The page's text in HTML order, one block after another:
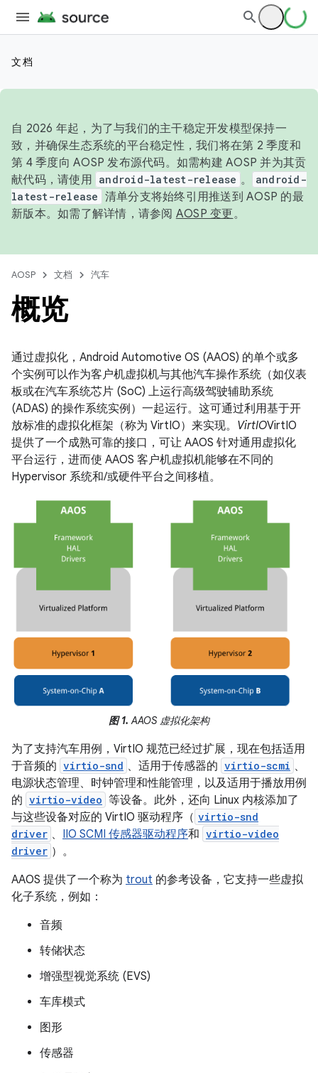
文档
自 2026 年起，为了与我们的主干稳定开发模型保持一
致，并确保生态系统的平台稳定性，我们将在第 2 季度和
第 4 季度向 AOSP 发布源代码。如需构建 AOSP 并为其贡
献代码，请使用 android-latest-release 。
android-
latest-release 清单分支将始终引用推送到 AOSP 的最
新版本。如需了解详情，请参阅 AOSP 变更。
AOSP 文档 汽车
概览
通过虚拟化，Android Automotive OS (AAOS) 的单个或多
个实例可以作为客户机虚拟机与其他汽车操作系统（如仪表
板或在汽车系统芯片 (SoC) 上运行高级驾驶辅助系统
(ADAS) 的操作系统实例）一起运行。 这可通过利用基于开
放标准的虚拟化框架（称为 VirtIO）来实现。 VirtIOVirtIO
提供了一个成熟可靠的接口，可让 AAOS 针对通用虚拟化
平台运行，进而使 AAOS 客户机虚拟机能够在不同的
Hypervisor 系统和/或硬件平台之间移植。
图 1. AAOS 虚拟化架构
为了支持汽车用例，VirtIO 规范已经过扩展，现在包括适用
于音频的 virtio-snd 、适用于传感器的 virtio-scmi 、
电源状态管理、时钟管理和性能管理，以及适用于播放用例
的 virtio-video 等设备。此外，还向 Linux 内核添加了
与这些设备对应的 VirtIO 驱动程序（ virtio-snd
driver 、 IIO SCMI 传感器驱动程序和 virtio-video
driver ）。
AAOS 提供了一个称为 trout 的参考设备，它支持一些虚拟
化子系统，例如：
音频
转储状态
增强型视觉系统 (EVS)
车库模式
图形
传感器